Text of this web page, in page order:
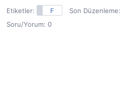
Etiketler: F Son Düzenleme:
Soru/Yorum: 0